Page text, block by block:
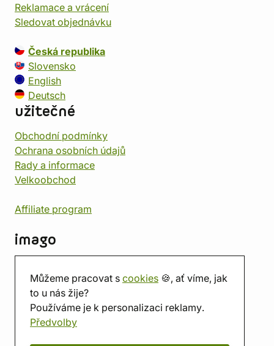
Můžeme pracovat s cookies 🍪, ať víme, jak
to u nás žije?
Používáme je k personalizaci reklamy.
Předvolby
Reklamace a vrácení
Sledovat objednávku
Česká republika
Slovensko
English
Deutsch
užitečné
Obchodní podmínky
Ochrana osobních údajů
Rady a informace
Velkoobchod
Affiliate program
imago
Prodejna
Herna
O nás
Hodnocení obchodu